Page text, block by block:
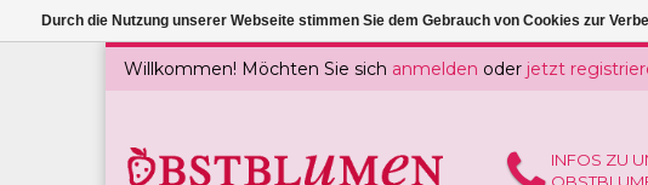
Willkommen! Möchten Sie sich anmelden oder jetzt
INFOS ZU
Durch die Nutzung unserer Webseite stimmen Sie dem Gebrauch von Cookies zur